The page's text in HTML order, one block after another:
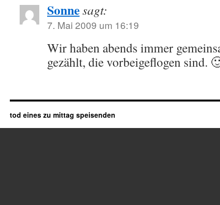
Sonnesagt:
7. Mai 2009 um 16:19
Wir haben abends immer
gezählt, die vorbeigeflogen sind.
tod eines zu mittag speisenden